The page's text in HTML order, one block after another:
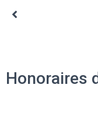
Honoraires